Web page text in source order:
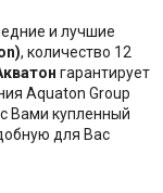
и лучшие
, количество 12
гарантирует
Aquaton Group
Вами купленный
для Вас